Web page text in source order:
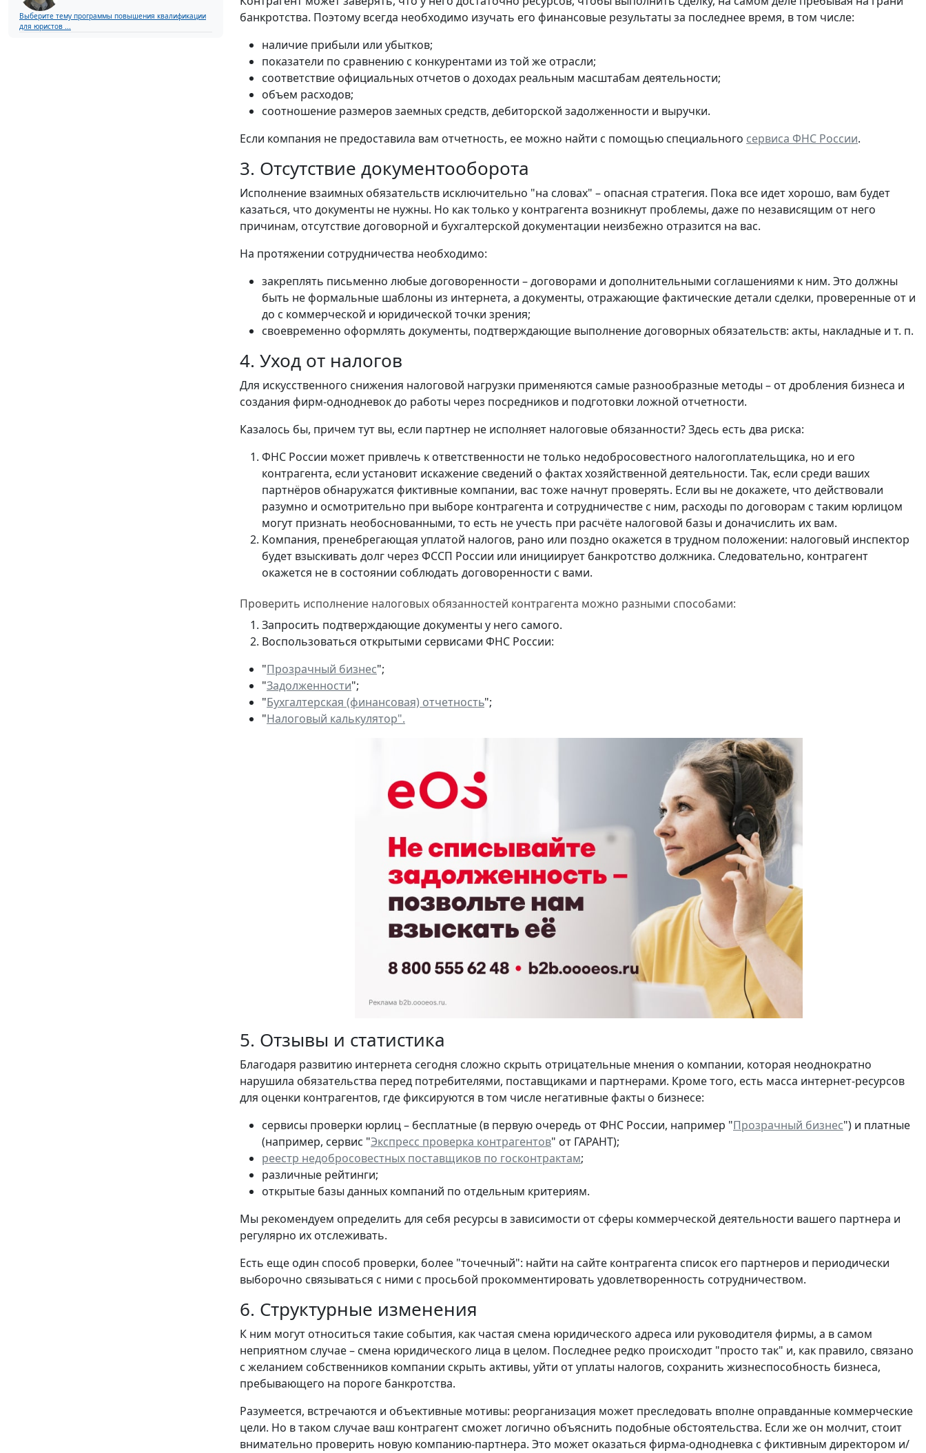
Выберите тему программы повышения квалификации
для юристов ...
банкротства. Поэтому всегда необходимо изучать его финансовые результаты за последнее время, в том числе:
наличие прибыли или убытков;
показатели по сравнению с конкурентами из той же отрасли;
соответствие официальных отчетов о доходах реальным масштабам деятельности;
объем расходов;
соотношение размеров заемных средств, дебиторской задолженности и выручки.
Если компания не предоставила вам отчетность, ее можно найти с помощью специального сервиса ФНС России.
3. Отсутствие документооборота
Исполнение взаимных обязательств исключительно "на словах" – опасная стратегия. Пока все идет хорошо, вам будет
казаться, что документы не нужны. Но как только у контрагента возникнут проблемы, даже по независящим от него
причинам, отсутствие договорной и бухгалтерской документации неизбежно отразится на вас.
На протяжении сотрудничества необходимо:
закреплять письменно любые договоренности – договорами и дополнительными соглашениями к ним. Это должны
быть не формальные шаблоны из интернета, а документы, отражающие фактические детали сделки, проверенные от и
до с коммерческой и юридической точки зрения;
своевременно оформлять документы, подтверждающие выполнение договорных обязательств: акты, накладные и т. п.
4. Уход от налогов
Для искусственного снижения налоговой нагрузки применяются самые разнообразные методы – от дробления бизнеса и
создания фирм-однодневок до работы через посредников и подготовки ложной отчетности.
Казалось бы, причем тут вы, если партнер не исполняет налоговые обязанности? Здесь есть два риска:
ФНС России может привлечь к ответственности не только недобросовестного налогоплательщика, но и его
контрагента, если установит искажение сведений о фактах хозяйственной деятельности. Так, если среди ваших
партнёров обнаружатся фиктивные компании, вас тоже начнут проверять. Если вы не докажете, что действовали
разумно и осмотрительно при выборе контрагента и сотрудничестве с ним, расходы по договорам с таким юрлицом
могут признать необоснованными, то есть не учесть при расчёте налоговой базы и доначислить их вам.
Компания, пренебрегающая уплатой налогов, рано или поздно окажется в трудном положении: налоговый инспектор
будет взыскивать долг через ФССП России или инициирует банкротство должника. Следовательно, контрагент
окажется не в состоянии соблюдать договоренности с вами.
Проверить исполнение налоговых обязанностей контрагента можно разными способами:
Запросить подтверждающие документы у него самого.
Воспользоваться открытыми сервисами ФНС России:
"Прозрачный бизнес";
"Задолженности";
"Бухгалтерская (финансовая) отчетность";
"Налоговый калькулятор".
5. Отзывы и статистика
Благодаря развитию интернета сегодня сложно скрыть отрицательные мнения о компании, которая неоднократно
нарушила обязательства перед потребителями, поставщиками и партнерами. Кроме того, есть масса интернет-ресурсов
для оценки контрагентов, где фиксируются в том числе негативные факты о бизнесе:
сервисы проверки юрлиц – бесплатные (в первую очередь от ФНС России, например "Прозрачный бизнес") и платные
(например, сервис "Экспресс проверка контрагентов" от ГАРАНТ);
реестр недобросовестных поставщиков по госконтрактам;
различные рейтинги;
открытые базы данных компаний по отдельным критериям.
Мы рекомендуем определить для себя ресурсы в зависимости от сферы коммерческой деятельности вашего партнера и
регулярно их отслеживать.
Есть еще один способ проверки, более "точечный": найти на сайте контрагента список его партнеров и периодически
выборочно связываться с ними с просьбой прокомментировать удовлетворенность сотрудничеством.
6. Структурные изменения
К ним могут относиться такие события, как частая смена юридического адреса или руководителя фирмы, а в самом
неприятном случае – смена юридического лица в целом. Последнее редко происходит "просто так" и, как правило, связано
с желанием собственников компании скрыть активы, уйти от уплаты налогов, сохранить жизнеспособность бизнеса,
пребывающего на пороге банкротства.
Разумеется, встречаются и объективные мотивы: реорганизация может преследовать вполне оправданные коммерческие
цели. Но в таком случае ваш контрагент сможет логично объяснить подобные обстоятельства. Если же он молчит, стоит
внимательно проверить новую компанию-партнера. Это может оказаться фирма-однодневка с фиктивным директором и/